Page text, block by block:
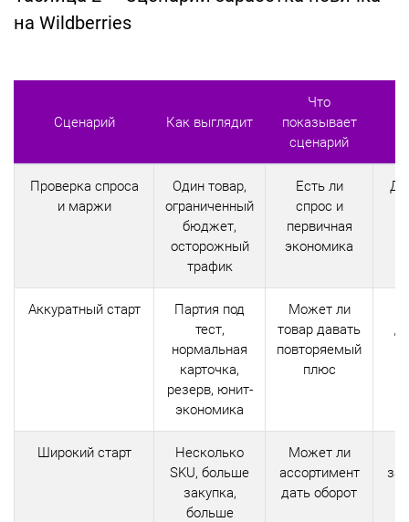
на Wildberries
Сценарий Как выглядит
Что
показывает
сценарий
Проверка спроса
и маржи
Один товар,
ограниченный
бюджет,
осторожный
трафик
Есть ли
спрос и
первичная
экономика
Аккуратный старт
Партия под
тест,
нормальная
карточка,
резерв, юнит-
экономика
Может ли
товар давать
повторяемый
плюс
Широкий старт
Несколько
SKU, больше
закупка,
больше
Может ли
ассортимент
дать оборот